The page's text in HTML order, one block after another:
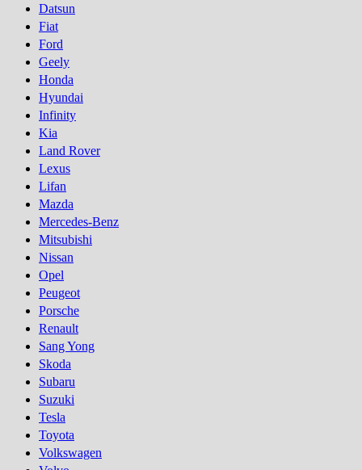
Datsun
Fiat
Ford
Geely
Honda
Hyundai
Infinity
Kia
Land Rover
Lexus
Lifan
Mazda
Mercedes-Benz
Mitsubishi
Nissan
Opel
Peugeot
Porsсhe
Renault
Sang Yong
Skoda
Subaru
Suzuki
Tesla
Toyota
Volkswagen